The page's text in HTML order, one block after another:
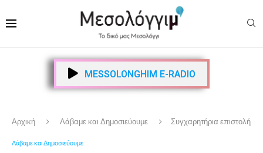
MESSOLONGHIM E-RADIO
Αρχική Λάβαμε και Δημοσιεύουμε Συγχαρητήρια επιστολή
Λάβαμε και Δημοσιεύουμε